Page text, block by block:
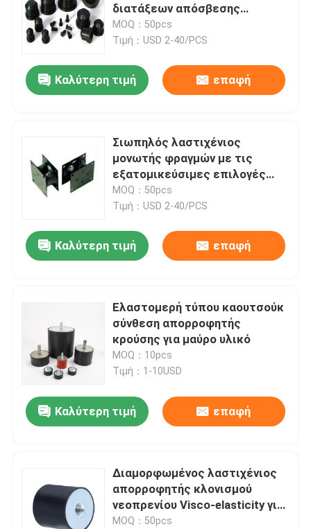
διατάξεων απόσβεσης
ελαστικοί σωμάτων
απορροφητές κλονισμού
MOQ：50pcs
Τιμή：USD 2-40/PCS
Καλύτερη τιμή επαφή
Σιωπηλός λαστιχένιος
μονωτής φραγμών με τις
εξατομικεύσιμες επιλογές
μεγέθους
MOQ：50pcs
Τιμή：USD 2-40/PCS
Καλύτερη τιμή επαφή
Ελαστομερή τύπου καουτσούκ
σύνθεση απορροφητής
κρούσης για μαύρο υλικό
MOQ：10pcs
Τιμή：1-10USD
Καλύτερη τιμή επαφή
Διαμορφωμένος λαστιχένιος
απορροφητής κλονισμού
νεοπρενίου Visco-elasticity για
το δυναμικό απορροφητή
MOQ：50pcs